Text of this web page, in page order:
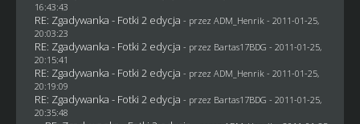
16:43:43
RE: Zgadywanka - Fotki 2 edycja - przez ADM_Henrik - 2011-01-25,
20:03:23
RE: Zgadywanka - Fotki 2 edycja - przez Bartas17BDG - 2011-01-25,
20:15:41
RE: Zgadywanka - Fotki 2 edycja - przez ADM_Henrik - 2011-01-25,
20:19:09
RE: Zgadywanka - Fotki 2 edycja - przez Bartas17BDG - 2011-01-25,
20:35:48